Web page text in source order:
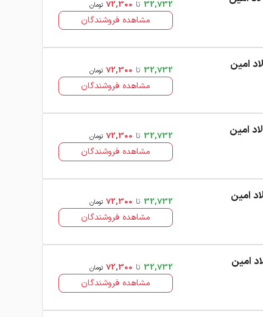
32,732 تا 72,300 تومان
مشاهده فروشندگان
32,732 تا 72,300 تومان
مشاهده فروشندگان
32,732 تا 72,300 تومان
مشاهده فروشندگان
32,732 تا 72,300 تومان
مشاهده فروشندگان
32,732 تا 72,300 تومان
مشاهده فروشندگان